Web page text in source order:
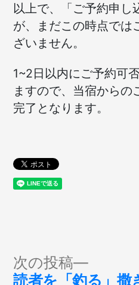
以上で、「ご予約申し
が、まだこの時点では
ざいません。
1~2日以内にご予約可
ますので、当宿からの
完了となります。
投次の投稿
次
の
読者を「釣る」撒